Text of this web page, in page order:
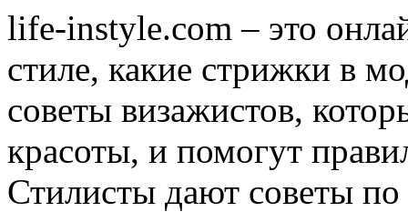
life-instyle.com – это
стиле, какие стрижки в
советы визажистов,
красоты, и помогут
Стилисты дают советы